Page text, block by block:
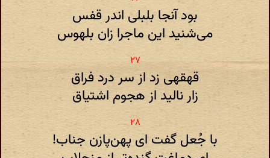
بود آنجا بلبلی اندر قفس
می‌شنید این ماجرا زان بلهوس
قهقهی زد از سر درد فراق
زار نالید از هجوم اشتیاق
با جُعل گفت ای پهن‌پازن جناب‌!